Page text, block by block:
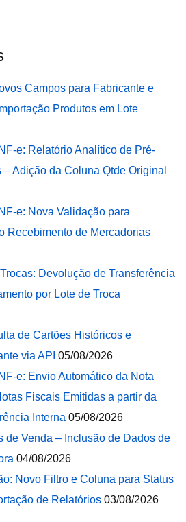
Campos para Fabricante e
Produtos em Lote
e: Relatório Analítico de Pré-
Adição da Coluna Qtde Original
e: Nova Validação para
Recebimento de Mercadorias
Devolução de Transferência
por Lote de Troca
de Cartões Históricos e
via API 05/08/2026
e: Envio Automático da Nota
Fiscais Emitidas a partir da
Interna 05/08/2026
de Venda – Inclusão de Dados de
04/08/2026
Novo Filtro e Coluna para Status
de Relatórios 03/08/2026